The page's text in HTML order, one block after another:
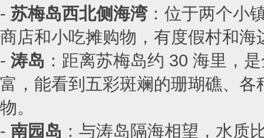
- 苏梅岛西北侧海湾：位于两个小
商店和小吃摊购物，有度假村和海
- 涛岛 ：距离苏梅岛约 30 海里，
富，能看到五彩斑斓的珊瑚礁、
物。
- 南园岛 ：与涛岛隔海相望，水质